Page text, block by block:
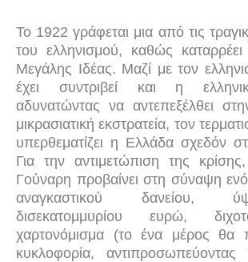
Το 1922 γράφεται μια από τις
του ελληνισμού, καθώς
Μεγάλης Ιδέας. Μαζί με τον
έχει συντριβεί και η
αδυνατώντας να αντεπεξέλθει
μικρασιατική εκστρατεία, τον
υπερθεματίζει η Ελλάδα σχεδόν
Για την αντιμετώπιση της
Γούναρη προβαίνει στη σύναψη
αναγκαστικού δανείου,
δισεκατομμυρίου ευρώ,
χαρτονόμισμα (το ένα μέρος θα
κυκλοφορία,